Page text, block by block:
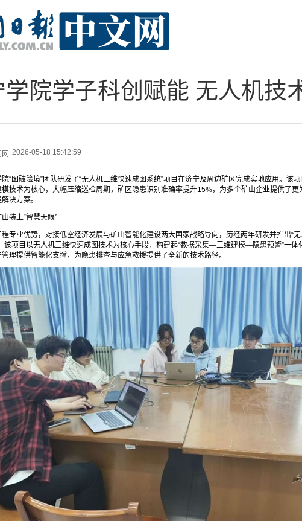
学院学子科创赋能 无人机技
2026-05-18 15:42:59
“图破险境”团队研发了“无人机三维快速成图系统”项目在济宁及周边矿区完成实地应用。该
技术为核心，大幅压缩巡检周期，矿区隐患识别准确率提升15%，为多个矿山企业提供了更
决方案。
装上“智慧天眼”
程专业优势，对接低空经济发展与矿山智能化建设两大国家战略导向，历经两年研发并推出“
该项目以无人机三维快速成图技术为核心手段，构建起“数据采集—三维建模—隐患预警”一体
理提供智能化支撑，为隐患排查与应急救援提供了全新的技术路径。